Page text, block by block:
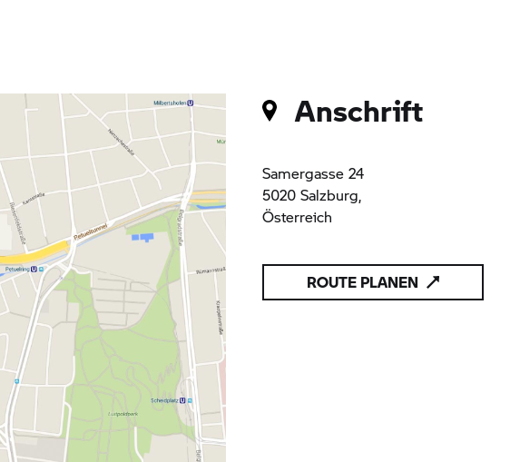
Anschrift
Samergasse 24
5020 Salzburg,
Österreich
ROUTE PLANEN